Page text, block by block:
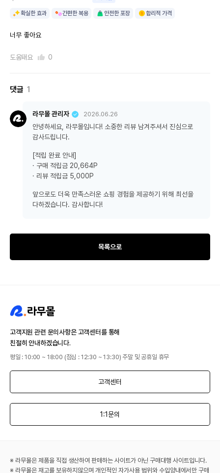
확실한 효과 간편한 복용 안전한 포장 합리적 가격
너무 좋아요
도움돼요 0
댓글 1
라무몰 관리자 2026.06.26
안녕하세요, 라무몰입니다! 소중한 리뷰 남겨주셔서 진심으로
감사드립니다.
[적립 완료 안내]
· 구매 적립금 20,664P
· 리뷰 적립금 5,000P
앞으로도 더욱 만족스러운 쇼핑 경험을 제공하기 위해 최선을
다하겠습니다. 감사합니다!
목록으로
고객지원 관련 문의사항은 고객센터를 통해
친절히 안내하겠습니다.
평일 : 10:00 ~ 18:00 (점심 : 12:30 ~ 13:30) 주말 및 공휴일 휴무
고객센터
1:1문의
※ 라무몰은 제품을 직접 생산하여 판매하는 사이트가 아닌 구매대행 사이트입니다.
※ 라무몰은 재고를 보유하지않으며 개인적인 자가사용 범위와 수입양내에서만 구매